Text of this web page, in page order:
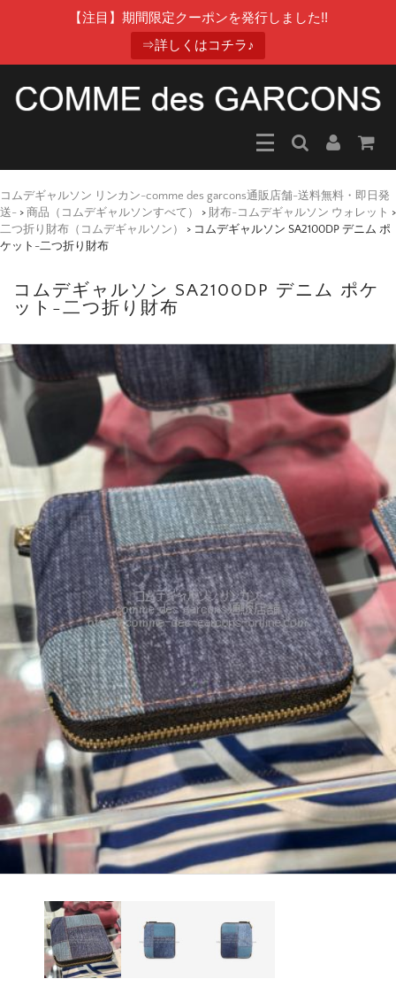
【注目】期間限定クーポンを発行しました!!
⇒詳しくはコチラ♪
コムデギャルソン リンカン-comme des garcons通販店舗-送料無料・即日発
送- > 商品（コムデギャルソンすべて） > 財布-コムデギャルソン ウォレット >
二つ折り財布（コムデギャルソン）
> コムデギャルソン SA2100DP デニム ポ
ケット-二つ折り財布
コムデギャルソン SA2100DP デニム ポケ
ット-二つ折り財布